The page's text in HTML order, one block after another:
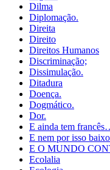
Dilma
Diplomação.
Direita
Direito
Direitos Humanos
Discriminação;
Dissimulação.
Ditadura
Doença.
Dogmático.
Dor.
E ainda tem
E nem por isso
E O MUNDO
Ecolalia